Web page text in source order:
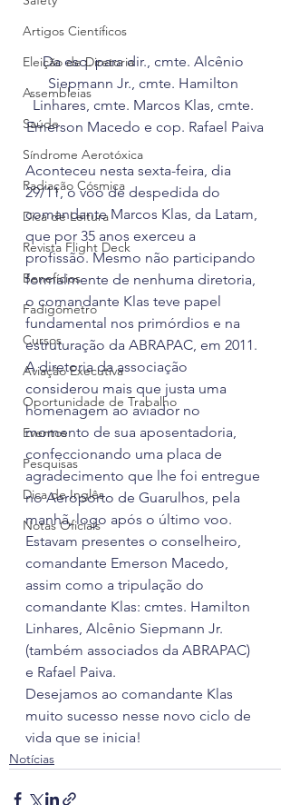
Artigos Científicos
Eleição de Diretoria
Assembleias
Saúde
Síndrome Aerotóxica
Radiação Cósmica
Dica de Leitura
Revista Flight Deck
Benefícios
Fadigômetro
Cursos
Aviação Executiva
Oportunidade de Trabalho
Eventos
Pesquisas
Dica de Inglês
Notas Oficiais
Da esq. para dir., cmte. Alcênio
Siepmann Jr., cmte. Hamilton
Linhares, cmte. Marcos Klas, cmte.
Emerson Macedo e cop. Rafael Paiva
Aconteceu nesta sexta-feira, dia
29/11, o voo de despedida do
comandante Marcos Klas, da Latam,
que por 35 anos exerceu a
profissão. Mesmo não participando
formalmente de nenhuma diretoria,
o comandante Klas teve papel
fundamental nos primórdios e na
estruturação da ABRAPAC, em 2011.
A diretoria da associação
considerou mais que justa uma
homenagem ao aviador no
momento de sua aposentadoria,
confeccionando uma placa de
agradecimento que lhe foi entregue
no Aeroporto de Guarulhos, pela
manhã, logo após o último voo.
Estavam presentes o conselheiro,
comandante Emerson Macedo,
assim como a tripulação do
comandante Klas: cmtes. Hamilton
Linhares, Alcênio Siepmann Jr.
(também associados da ABRAPAC)
e Rafael Paiva.
Desejamos ao comandante Klas
muito sucesso nesse novo ciclo de
vida que se inicia!
Notícias